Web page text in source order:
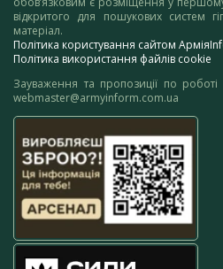
відкритого для пошукових систем
матеріал.
Політика користування сайтом
Політика використання файлів cookie
Зауваження та пропозиції по
webmaster@armyinform.com.ua